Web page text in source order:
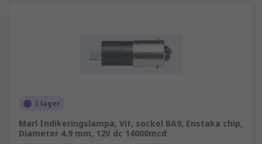
I lager
Marl Indikeringslampa, Vit, sockel BA9, Enstaka chip,
Diameter 4.9 mm, 12V dc 14000mcd